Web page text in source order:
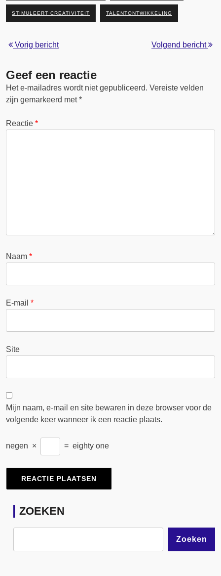
STIMULEERT CREATIVITEIT TALENTONTWIKKELING
Vorig bericht Volgend bericht
Geef een reactie
Het e-mailadres wordt niet gepubliceerd. Vereiste velden
zijn gemarkeerd met*
Reactie *
Naam *
E-mail *
Site
Mijn naam, e-mail en site bewaren in deze browser voor de
volgende keer wanneer ik een reactie plaats.
negen × = eighty one
ZOEKEN
Zoeken